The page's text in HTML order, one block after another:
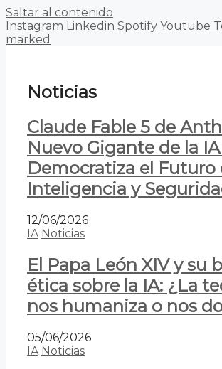
Saltar al contenido
Instagram Linkedin Spotify Youtube
marked
Noticias
Claude Fable 5 de
Nuevo Gigante de la
Democratiza el Futuro
Inteligencia y
12/06/2026
IA Noticias
El Papa León XIV y su
ética sobre la IA: ¿La
nos humaniza o nos
05/06/2026
IA Noticias